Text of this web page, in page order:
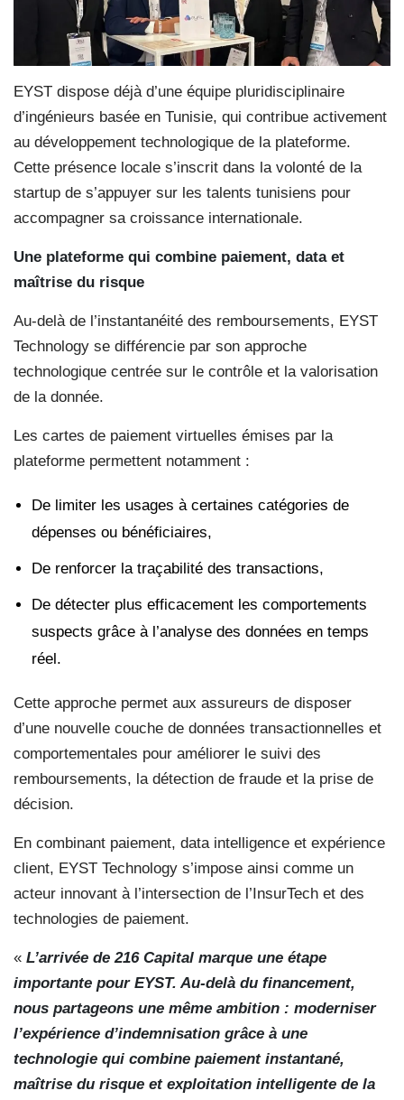
EYST dispose déjà d’une équipe pluridisciplinaire
d’ingénieurs basée en Tunisie, qui contribue activement
au développement technologique de la plateforme.
Cette présence locale s’inscrit dans la volonté de la
startup de s’appuyer sur les talents tunisiens pour
accompagner sa croissance internationale.
Une plateforme qui combine paiement, data et
maîtrise du risque
Au-delà de l’instantanéité des remboursements, EYST
Technology se différencie par son approche
technologique centrée sur le contrôle et la valorisation
de la donnée.
Les cartes de paiement virtuelles émises par la
plateforme permettent notamment :
De limiter les usages à certaines catégories de
dépenses ou bénéficiaires,
De renforcer la traçabilité des transactions,
De détecter plus efficacement les comportements
suspects grâce à l’analyse des données en temps
réel.
Cette approche permet aux assureurs de disposer
d’une nouvelle couche de données transactionnelles et
comportementales pour améliorer le suivi des
remboursements, la détection de fraude et la prise de
décision.
En combinant paiement, data intelligence et expérience
client, EYST Technology s’impose ainsi comme un
acteur innovant à l’intersection de l’InsurTech et des
technologies de paiement.
« L’arrivée de 216 Capital marque une étape
importante pour EYST. Au-delà du financement,
nous partageons une même ambition : moderniser
l’expérience d’indemnisation grâce à une
technologie qui combine paiement instantané,
maîtrise du risque et exploitation intelligente de la